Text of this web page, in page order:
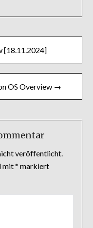
[18.11.2024]
OS Overview →
veröffentlicht.
mit* markiert